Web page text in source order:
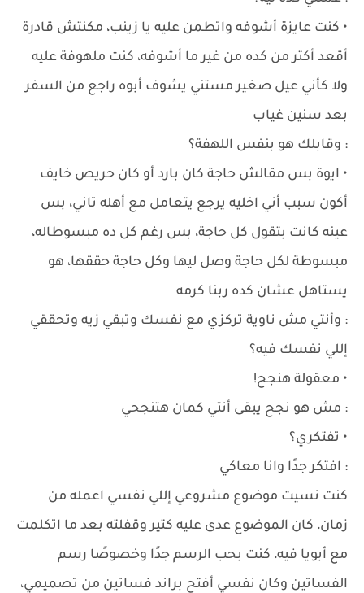
• كنت عايزة أشوفه واتطمن عليه يا زينب، مكنتش قادرة
أقعد أكتر من كده من غير ما أشوفه، كنت ملهوفة عليه
ولا كأني عيل صغير مستني يشوف أبوه راجع من السفر
بعد سنين غياب
: وقابلك هو بنفس اللهفة؟
• ايوة بس مقالش حاجة كان بارد أو كان حريص خايف
أكون سبب أني اخليه يرجع يتعامل مع أهله تاني، بس
عينه كانت بتقول كل حاجة، بس رغم كل ده مبسوطاله،
مبسوطة لكل حاجة وصل ليها وكل حاجة حققها، هو
يستاهل عشان كده ربنا كرمه
: وأنتي مش ناوية تركزي مع نفسك وتبقي زيه وتحققي
إللي نفسك فيه؟
• معقولة هنجح!
: مش هو نجح يبقىٰ أنتي كمان هتنجحي
• تفتكري؟
: افتكر جدًا وانا معاكي
كنت نسيت موضوع مشروعي إللي نفسي اعمله من
زمان، كان الموضوع عدى عليه كتير وقفلته بعد ما اتكلمت
مع أبويا فيه، كنت بحب الرسم جدًا وخصوصًا رسم
الفساتين وكان نفسي أفتح براند فساتين من تصميمي،